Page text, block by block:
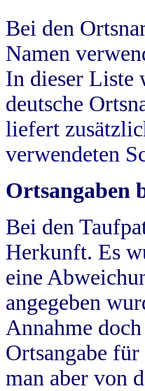
Bei den
Namen
In dieser Liste
deutsche
liefert
verwendeten
Ortsangaben
Bei den
Herkunft. Es
eine
angegeben
Annahme
Ortsangabe
man aber von